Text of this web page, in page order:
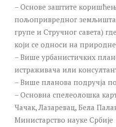
– Основе заштите
пољопривредног земљишта
групе и Стручног савета)
који се односи на
– Више урбанистичких
истраживача или
– Више планова подручја
– Основна спелеолошка
Чачак, Лазаревац, Бела
Министарство науке Србије